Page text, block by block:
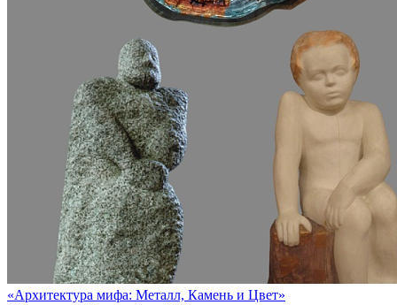
«Архитектура мифа: Металл, Камень и Цвет»